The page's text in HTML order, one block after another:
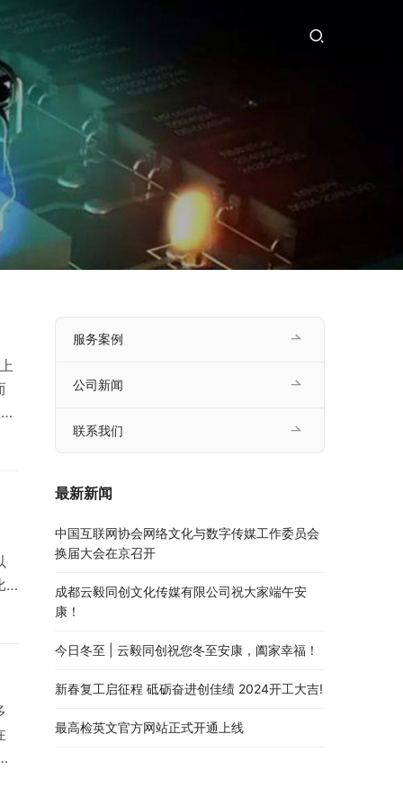
服务案例
公司新闻
联系我们
最新新闻
中国互联网协会网络文化与数字传媒工作委员会
换届大会在京召开
成都云毅同创文化传媒有限公司祝大家端午安
康！
今日冬至 | 云毅同创祝您冬至安康，阖家幸福！
新春复工启征程 砥砺奋进创佳绩 2024开工大吉!
最高检英文官方网站正式开通上线